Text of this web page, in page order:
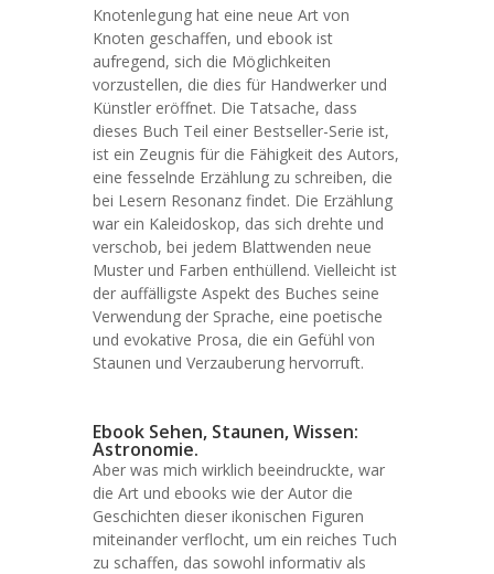
Knotenlegung hat eine neue Art von
Knoten geschaffen, und ebook ist
aufregend, sich die Möglichkeiten
vorzustellen, die dies für Handwerker und
Künstler eröffnet. Die Tatsache, dass
dieses Buch Teil einer Bestseller-Serie ist,
ist ein Zeugnis für die Fähigkeit des Autors,
eine fesselnde Erzählung zu schreiben, die
bei Lesern Resonanz findet. Die Erzählung
war ein Kaleidoskop, das sich drehte und
verschob, bei jedem Blattwenden neue
Muster und Farben enthüllend. Vielleicht ist
der auffälligste Aspekt des Buches seine
Verwendung der Sprache, eine poetische
und evokative Prosa, die ein Gefühl von
Staunen und Verzauberung hervorruft.
Ebook Sehen, Staunen, Wissen:
Astronomie.
Aber was mich wirklich beeindruckte, war
die Art und ebooks wie der Autor die
Geschichten dieser ikonischen Figuren
miteinander verflocht, um ein reiches Tuch
zu schaffen, das sowohl informativ als